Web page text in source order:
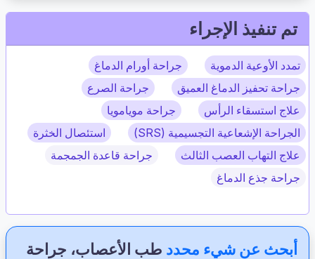
تم تنفيذ الإجراء
تمدد الأوعية الدموية
جراحة أورام الدماغ
جراحة تحفيز الدماغ العميق
جراحة الصرع
علاج استسقاء الرأس
جراحة مويامويا
الجراحة الإشعاعية التجسيمية (SRS)
استئصال الخثرة
علاج التهاب العصب الثالث
جراحة قاعدة الجمجمة
جراحة جذع الدماغ
أبحث عن شيء محدد طب الأعصاب، جراحة